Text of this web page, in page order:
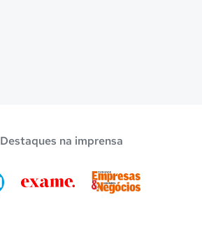
Destaques na imprensa